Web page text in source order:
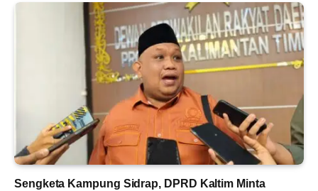
Sengketa Kampung Sidrap, DPRD Kaltim Minta